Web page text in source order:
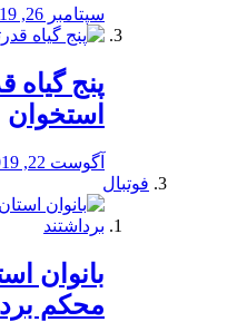
سپتامبر 26, 2019
پنج گیاه
استخوان
آگوست 22, 2019
فوتبال
بانوان
محكم